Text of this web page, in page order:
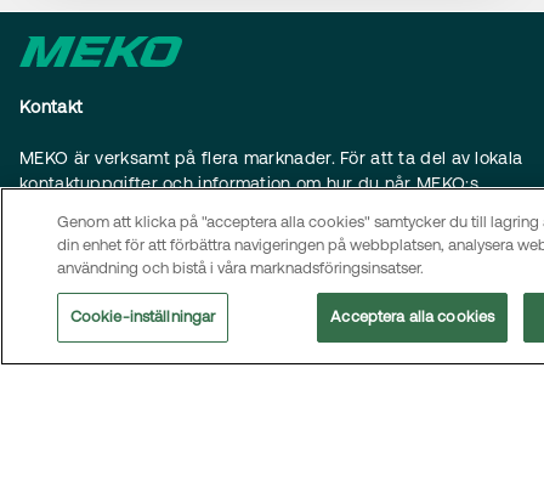
Kontakt
MEKO är verksamt på flera marknader. För att ta del av lokala
kontaktuppgifter och information om hur du når MEKO:s
huvudkontor, besök
kontaktsidan
Meny
Genom att klicka på "acceptera alla cookies" samtycker du till lagring
din enhet för att förbättra navigeringen på webbplatsen, analysera
användning och bistå i våra marknadsföringsinsatser.
Cookie-inställningar Acceptera alla cookies